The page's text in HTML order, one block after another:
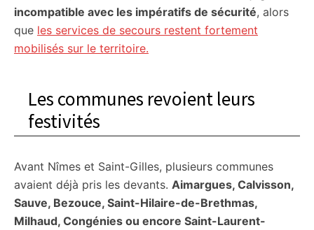
incompatible avec les impératifs de sécurité, alors
que les services de secours restent fortement
mobilisés sur le territoire.
Les communes revoient leurs
festivités
Avant Nîmes et Saint-Gilles, plusieurs communes
avaient déjà pris les devants. Aimargues, Calvisson,
Sauve, Bezouce, Saint-Hilaire-de-Brethmas,
Milhaud, Congénies ou encore Saint-Laurent-